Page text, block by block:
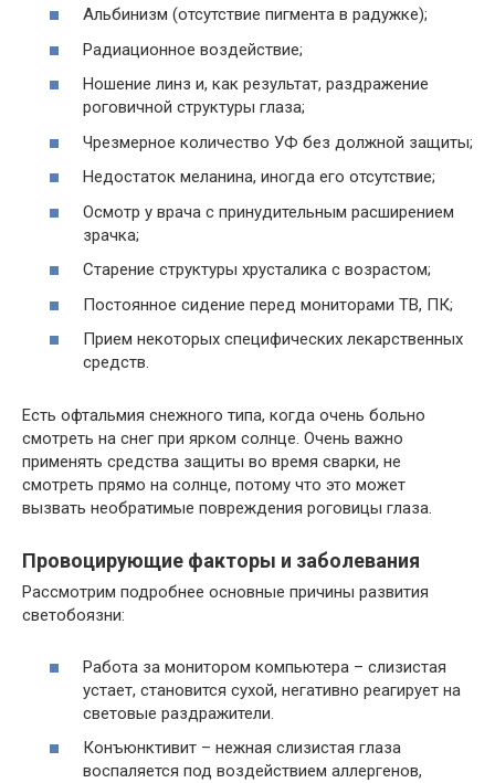
Альбинизм (отсутствие пигмента в радужке);
Радиационное воздействие;
Ношение линз и, как результат, раздражение
роговичной структуры глаза;
Чрезмерное количество УФ без должной защиты;
Недостаток меланина, иногда его отсутствие;
Осмотр у врача с принудительным расширением
зрачка;
Старение структуры хрусталика с возрастом;
Постоянное сидение перед мониторами ТВ, ПК;
Прием некоторых специфических лекарственных
средств.
Есть офтальмия снежного типа, когда очень больно
смотреть на снег при ярком солнце. Очень важно
применять средства защиты во время сварки, не
смотреть прямо на солнце, потому что это может
вызвать необратимые повреждения роговицы глаза.
Провоцирующие факторы и заболевания
Рассмотрим подробнее основные причины развития
светобоязни:
Работа за монитором компьютера – слизистая
устает, становится сухой, негативно реагирует на
световые раздражители.
Конъюнктивит – нежная слизистая глаза
воспаляется под воздействием аллергенов,